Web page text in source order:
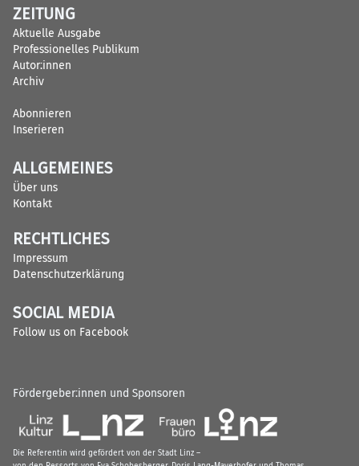
ZEITUNG
Aktuelle Ausgabe
Professionelles Publikum
Autor:innen
Archiv
Abonnieren
Inserieren
ALLGEMEINES
Über uns
Kontakt
RECHTLICHES
Impressum
Datenschutzerklärung
SOCIAL MEDIA
Follow us on Facebook
Fördergeber:innen und Sponsoren
Die Referentin wird gefördert von der Stadt Linz –